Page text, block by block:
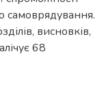
самоврядування.
висновків,
68